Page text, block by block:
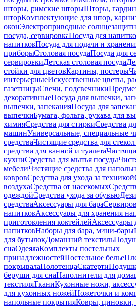
шторы, римские шторыШторы,
шторКомплектующие для штор,
оконЭлектроприводные
посуда, сервировкаПосуда для
напитковПосуда для подачи и
приборыСтоловая посудаПосуда для
сервировкиДетская столовая посуда
стойки для цветовКартины, постеры
интерьерныеИскусственные цветы,
газетницыСвечи, подсвечники
декоративныеПосуда для выпечки,
выпечки, запеканияПосуда для
выпечкиБумага, фольга, рукава для
химияСредства для стиркиСредства
машинУниверсальные, специальные
средстваЧистящие средства для
средства для ванной и туалета
кухниСредства для мытья посуды
мебелиЧистящие средства для
ковровСредства для ухода за техникой
воздухаСредства от насекомых
одеждойСредства ухода за обувью
средстваАксессуары для бара
напитковАксессуары для хранения
приготовления коктейлейАксессуары
напитковНаборы для бара, мини-бары
для бутылокДомашний текстиль
снаОдеялаКомплекты постельных
принадлежностейПостельное белье
покрывалаПолотенцаСкатерти
беруши для снаНаполнители для
текстиляТканиКухонные ножи,
для кухонных ножейНожеточки и
напольные покрытияКовры,